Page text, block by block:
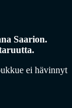
Saarion.
ei hävinnyt